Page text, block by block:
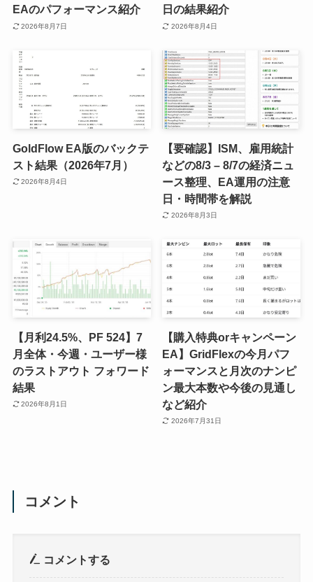
EAのパフォーマンス紹介
2026年8月7日
日の結果紹介
2026年8月4日
GoldFlow EA版のバックテ
スト結果（2026年7月）
2026年8月4日
【要確認】ISM、雇用統計
などの8/3 – 8/7の経済ニュ
ース整理、EA運用の注意
日・時間帯を解説
2026年8月3日
【月利24.5%、PF 524】7
月全体・今週・ユーザー様
のラストアウト フォワード
結果
2026年8月1日
【購入特典orキャンペーン
EA】GridFlexの今月パフ
ォーマンスと月次のナンピ
ン最大本数や今後の見通し
など紹介
2026年7月31日
コメント
コメントする